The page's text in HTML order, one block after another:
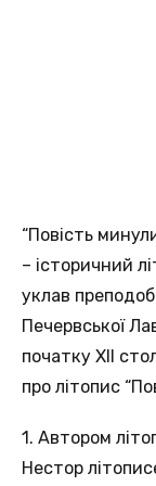
“Повість
– історичний
уклав
Печервської
початку ХІІ
про літопис
1. Автором
Нестор